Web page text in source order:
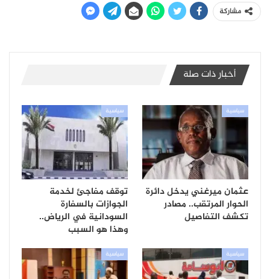
مشاركة
أخبار ذات صلة
سياسية
عثمان ميرغني يدخل دائرة
الحوار المرتقب.. مصادر
تكشف التفاصيل
سياسية
توقف مفاجئ لخدمة
الجوازات بالسفارة
السودانية في الرياض..
وهذا هو السبب
سياسية سياسية